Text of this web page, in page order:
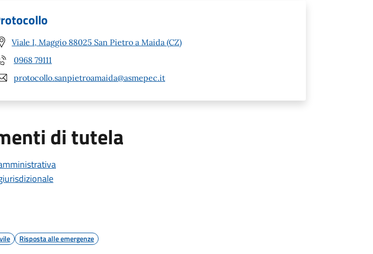
Viale I, Maggio 88025 San Pietro a Maida (CZ)
0968 79111
protocollo.sanpietroamaida@asmepec.it
di tutela
Risposta alle emergenze